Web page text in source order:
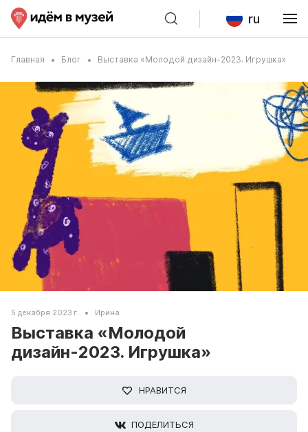
ru
Главная Блог Выставка «Молодой дизайн-2023. Игрушка»
5 декабря 2023 г. Ирина
Выставка «Молодой
дизайн-2023. Игрушка»
НРАВИТСЯ
ПОДЕЛИТЬСЯ